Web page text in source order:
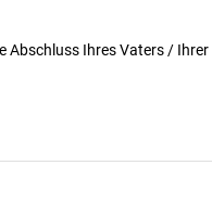
Abschluss Ihres Vaters / Ihrer